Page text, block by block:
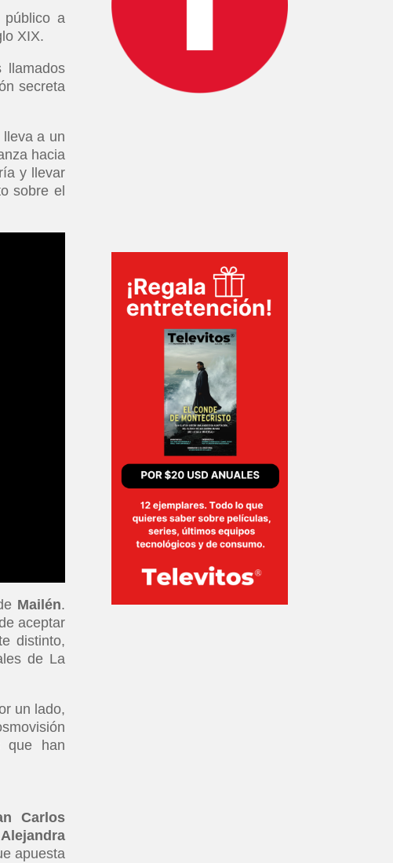
a
XIX.
llamados
secreta
a un
hacia
y llevar
sobre el
Mailén.
aceptar
distinto,
de La
un lado,
que han
Carlos
Alejandra
apuesta